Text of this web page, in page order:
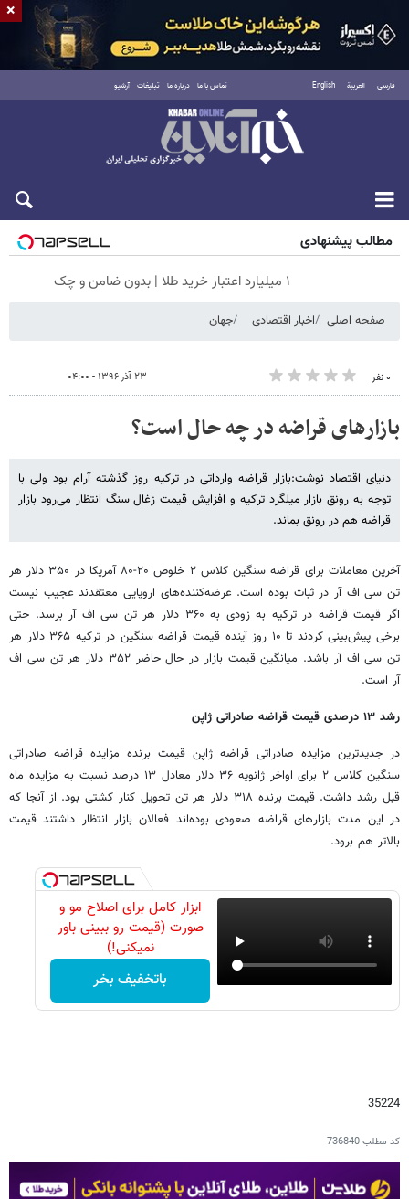
فارسی العربية English تماس با ما درباره ما تبلیغات آرشیو
شنبه ۱۷ مرداد ۱۴۰۵
مطالب پیشنهادی
۱ میلیارد اعتبار خرید طلا | بدون ضامن و چک
صفحه اصلی اخبار اقتصادی جهان
۰ نفر ۲۳ آذر ۱۳۹۶ - ۰۴:۰۰
بازارهای قراضه در چه حال است؟
دنیای اقتصاد نوشت:بازار قراضه وارداتی در ترکیه روز گذشته آرام بود ولی با
توجه به رونق بازار میلگرد ترکیه و افزایش قیمت زغال سنگ انتظار می‌رود بازار
قراضه هم در رونق بماند.
آخرین معاملات برای قراضه سنگین کلاس ۲ خلوص ۲۰-۸۰ آمریکا در ۳۵۰ دلار هر
تن سی اف آر در ثبات بوده است. عرضه‌کننده‌های اروپایی معتقدند عجیب نیست
اگر قیمت قراضه در ترکیه به زودی به ۳۶۰ دلار هر تن سی اف آر برسد. حتی
برخی پیش‌بینی کردند تا ۱۰ روز آینده قیمت قراضه سنگین در ترکیه ۳۶۵ دلار هر
تن سی اف آر باشد. میانگین قیمت بازار در حال حاضر ۳۵۲ دلار هر تن سی اف
آر است.
رشد ۱۳ درصدی قیمت قراضه صادراتی ژاپن
در جدیدترین مزایده صادراتی قراضه ژاپن قیمت برنده مزایده قراضه صادراتی
سنگین کلاس ۲ برای اواخر ژانویه ۳۶ دلار معادل ۱۳ درصد نسبت به مزایده ماه
قبل رشد داشت. قیمت برنده ۳۱۸ دلار هر تن تحویل کنار کشتی بود. از آنجا که
در این مدت بازارهای قراضه صعودی بوده‌اند فعالان بازار انتظار داشتند قیمت
بالاتر هم برود.
ابزار کامل برای اصلاح مو و
صورت (قیمت رو ببینی باور
نمیکنی!)
باتخفیف بخر
35224
کد مطلب736840
×